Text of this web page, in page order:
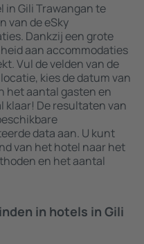
in Gili Trawangan te
van de eSky
Dankzij een grote
aan accommodaties
Vul de velden van de
kies de datum van
het aantal gasten en
klaar! De resultaten van
data aan. U kunt
van het hotel naar het
en het aantal
in hotels in Gili